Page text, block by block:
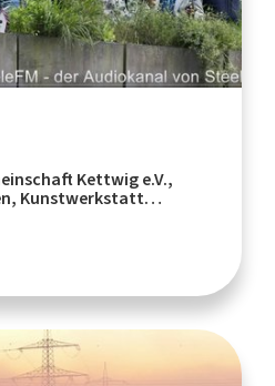
Kettwig e.V.,
Kunstwerkstatt